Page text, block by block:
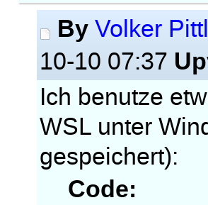
By Volker
10-10 07:37
Ich benutze
WSL unter
gespeichert):
Code: